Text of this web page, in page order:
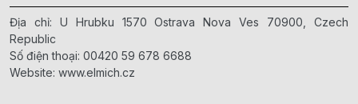
Địa chỉ: U Hrubku 1570 Ostrava Nova Ves 70900, Czech
Republic
Số điện thoại: 00420 59 678 6688
Website: www.elmich.cz